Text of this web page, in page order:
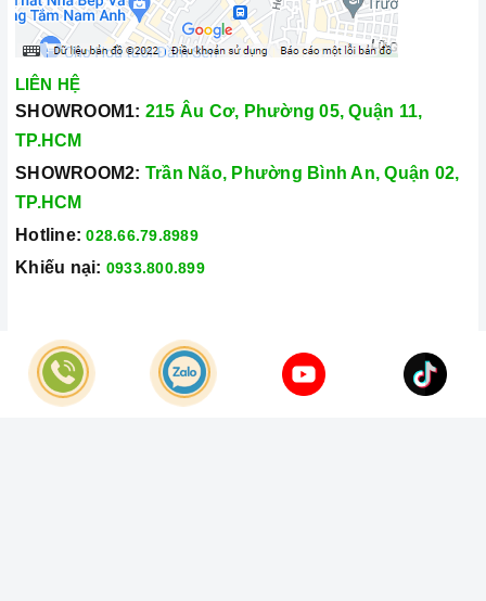
LIÊN HỆ
SHOWROOM1: 215 Âu Cơ, Phường 05, Quận 11,
TP.HCM
SHOWROOM2: Trần Não, Phường Bình An, Quận 02,
TP.HCM
Hotline: 028.66.79.8989
Khiếu nại: 0933.800.899
© Bản quyền thuộc vềCông Ty TNHH Home Best Việt Nam
Cung cấp bởi
Sapo